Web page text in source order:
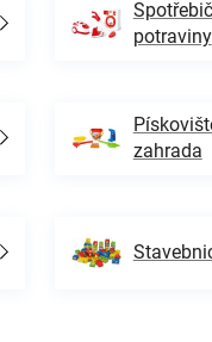
potraviny
zahrada